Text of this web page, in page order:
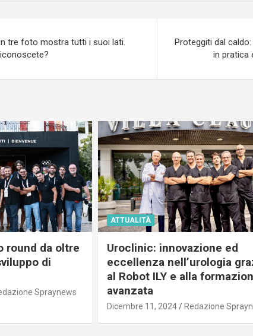
in tre foto mostra tutti i suoi lati.
Proteggiti dal
in pratica
round da oltre
di
Spraynews
ATTUALITÀ
Uroclinic: innovazione ed
eccellenza nell’urologia
al Robot ILY e alla
avanzata
Dicembre 11, 2024 Redazione